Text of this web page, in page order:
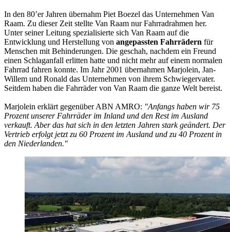
In den 80’er Jahren übernahm Piet Boezel das Unternehmen Van
Raam. Zu dieser Zeit stellte Van Raam nur Fahrradrahmen her.
Unter seiner Leitung spezialisierte sich Van Raam auf die
Entwicklung und Herstellung von angepassten Fahrrädern für
Menschen mit Behinderungen. Die geschah, nachdem ein Freund
einen Schlaganfall erlitten hatte und nicht mehr auf einem normalen
Fahrrad fahren konnte. Im Jahr 2001 übernahmen Marjolein, Jan-
Willem und Ronald das Unternehmen von ihrem Schwiegervater.
Seitdem haben die Fahrräder von Van Raam die ganze Welt bereist.
Marjolein erklärt gegenüber ABN AMRO: "Anfangs haben wir 75
Prozent unserer Fahrräder im Inland und den Rest im Ausland
verkauft. Aber das hat sich in den letzten Jahren stark geändert. Der
Vertrieb erfolgt jetzt zu 60 Prozent im Ausland und zu 40 Prozent in
den Niederlanden."